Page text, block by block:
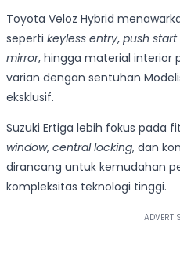
Toyota Veloz Hybrid
seperti keyless entry, push
mirror, hingga material interior
varian dengan sentuhan
eksklusif.
Suzuki Ertiga lebih fokus pada
window, central locking, dan
dirancang untuk kemudahan
kompleksitas teknologi tinggi.